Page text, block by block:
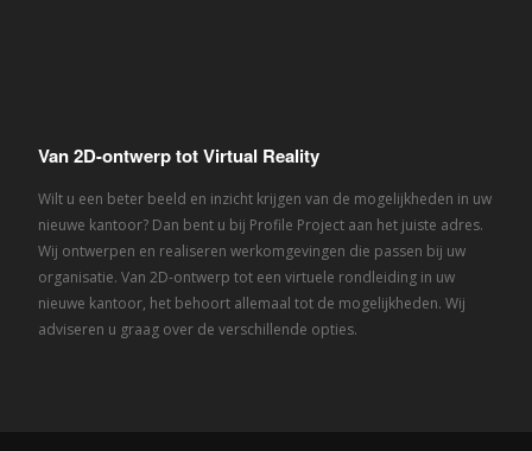
Van 2D-ontwerp tot Virtual Reality
Wilt u een beter beeld en inzicht krijgen van de mogelijkheden in uw
nieuwe kantoor? Dan bent u bij Profile Project aan het juiste adres.
Wij ontwerpen en realiseren werkomgevingen die passen bij uw
organisatie. Van 2D-ontwerp tot een virtuele rondleiding in uw
nieuwe kantoor, het behoort allemaal tot de mogelijkheden. Wij
adviseren u graag over de verschillende opties.